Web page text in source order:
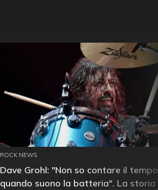
ROCK NEWS
Dave Grohl: "Non so contare il tempo
quando suono la batteria". La storia